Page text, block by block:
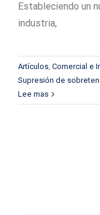
Estableciendo un
industria,
Artículos, Comercial e
Supresión de
Lee mas